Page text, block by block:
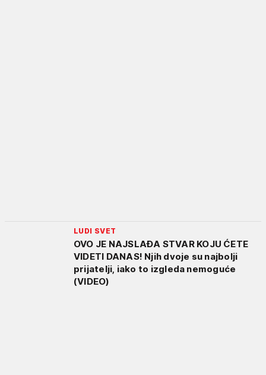
LUDI SVET
OVO JE NAJSLAĐA STVAR KOJU ĆETE
VIDETI DANAS! Njih dvoje su najbolji
prijatelji, iako to izgleda nemoguće
(VIDEO)